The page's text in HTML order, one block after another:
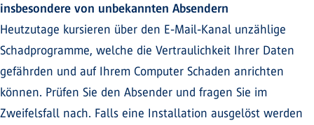
insbesondere von unbekannten Absendern
Heutzutage kursieren über den E-Mail-Kanal unzählige
Schadprogramme, welche die Vertraulichkeit Ihrer Daten
gefährden und auf Ihrem Computer Schaden anrichten
können. Prüfen Sie den Absender und fragen Sie im
Zweifelsfall nach. Falls eine Installation ausgelöst werden